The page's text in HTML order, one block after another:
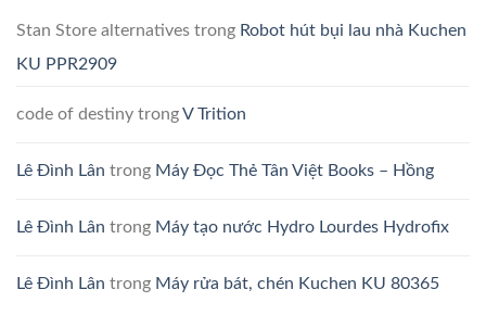
Stan Store alternatives trong Robot hút bụi lau nhà Kuchen
KU PPR2909
code of destiny trongV Trition
Lê Đình Lân trong Máy Đọc Thẻ Tân Việt Books – Hồng
Lê Đình Lân trong Máy tạo nước Hydro Lourdes Hydrofix
Lê Đình Lân trong Máy rửa bát, chén Kuchen KU 80365